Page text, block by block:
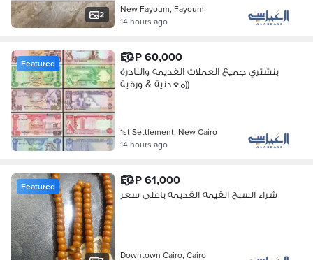
2
New Fayoum, Fayoum
14 hours ago
Featured EGP 60,000
بنشتري جميع العملات القديمة والنادرة
(معدنية & ورقية)
1st Settlement, New Cairo
14 hours ago
Featured EGP 61,000
شراء السبح القيمه القديمه باعلى سعر
Downtown Cairo, Cairo